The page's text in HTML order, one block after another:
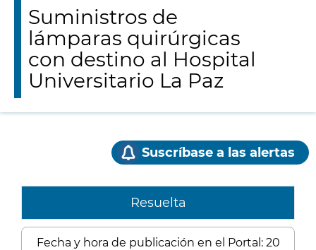
Suministros de
lámparas quirúrgicas
con destino al Hospital
Universitario La Paz
Suscríbase a las alertas
Resuelta
Fecha y hora de publicación en el Portal: 20